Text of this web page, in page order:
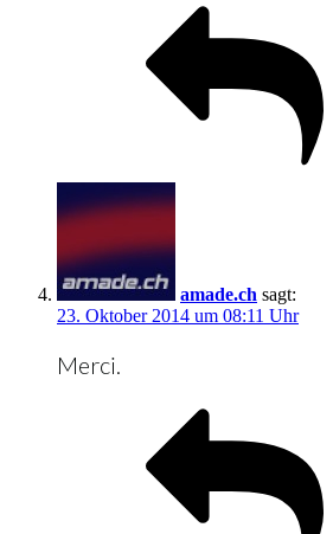
amade.ch sagt:
23. Oktober 2014 um 08:11 Uhr
Merci.